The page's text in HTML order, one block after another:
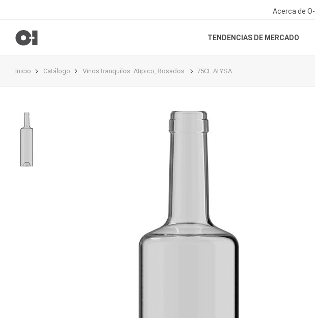
Acerca de O-I
TENDENCIAS DE MERCADO
Inicio Catálogo Vinos tranquilos: Atipico, Rosados 75CL ALYSA